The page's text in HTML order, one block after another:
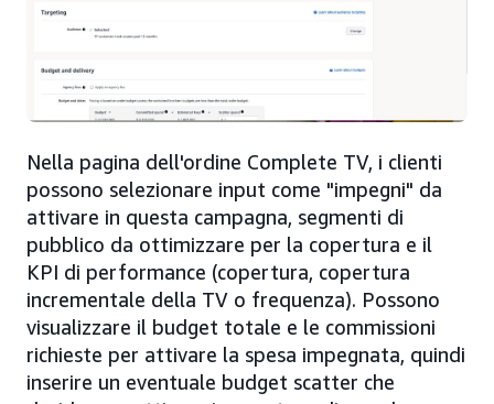
Nella pagina dell'ordine Complete TV, i clienti
possono selezionare input come "impegni" da
attivare in questa campagna, segmenti di
pubblico da ottimizzare per la copertura e il
KPI di performance (copertura, copertura
incrementale della TV o frequenza). Possono
visualizzare il budget totale e le commissioni
richieste per attivare la spesa impegnata, quindi
inserire un eventuale budget scatter che